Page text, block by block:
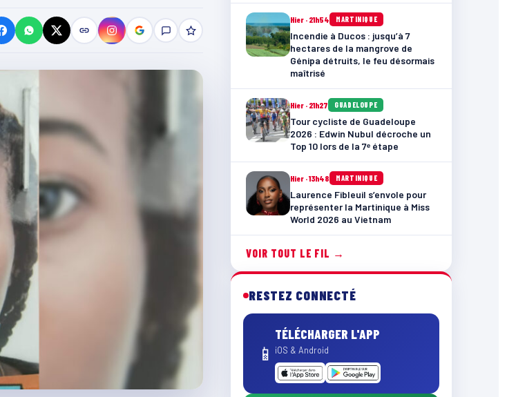
Hier · 21h54 MARTINIQUE
Incendie à Ducos : jusqu’à 7
hectares de la mangrove de
Génipa détruits, le feu désormais
maîtrisé
Hier · 21h27 GUADELOUPE
Tour cycliste de Guadeloupe
2026 : Edwin Nubul décroche un
Top 10 lors de la 7ᵉ étape
Hier · 13h48 MARTINIQUE
Laurence Fibleuil s’envole pour
représenter la Martinique à Miss
World 2026 au Vietnam
VOIR TOUT LE FIL →
RESTEZ CONNECTÉ
📱
TÉLÉCHARGER L'APP
iOS & Android